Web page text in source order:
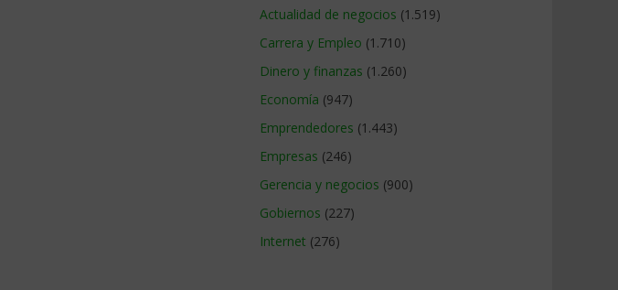
Actualidad de negocios (1.519)
Carrera y Empleo (1.710)
Dinero y finanzas (1.260)
Economía (947)
Emprendedores (1.443)
Empresas (246)
Gerencia y negocios (900)
Gobiernos (227)
Internet (276)